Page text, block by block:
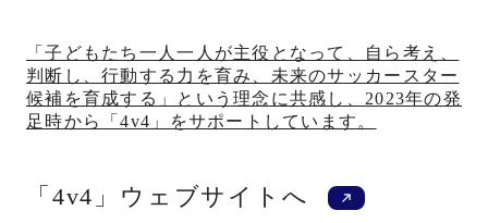
「子どもたち一人一人が主役となって、自ら考え、
判断し、行動する力を育み、未来のサッカースター
候補を育成する」という理念に共感し、2023年の発
足時から「4v4」をサポートしています。
「4v4」ウェブサイトへ 新規ウィンド